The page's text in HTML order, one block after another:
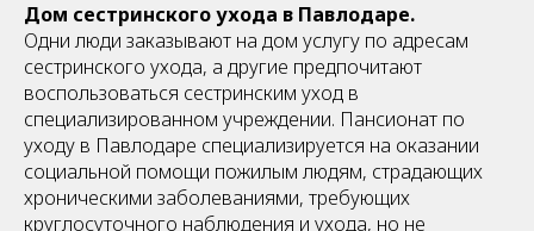
Дом сестринского ухода в Павлодаре.
Одни люди заказывают на дом услугу по адресам
сестринского ухода, а другие предпочитают
воспользоваться сестринским уход в
специализированном учреждении. Пансионат по
уходу в Павлодаре специализируется на оказании
социальной помощи пожилым людям, страдающих
хроническими заболеваниями, требующих
круглосуточного наблюдения и ухода, но не